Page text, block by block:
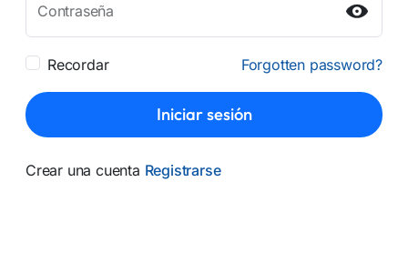
Contraseña
Recordar Forgotten password?
Iniciar sesión
Crear una cuenta Registrarse